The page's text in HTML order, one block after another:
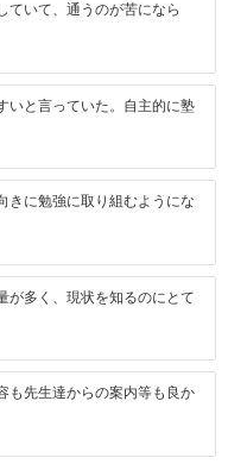
ていて、通うのが苦になら
いと言っていた。自主的に塾
きに勉強に取り組むようにな
が多く、現状を知るのにとて
も先生達からの案内等も良か